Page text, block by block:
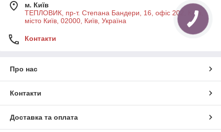
м. Київ
ТЕПЛОВИК, пр-т. Степана Бандери, 16, офіс 202, Київ,
місто Київ, 02000, Київ, Україна
Контакти
Про нас
Контакти
Доставка та оплата